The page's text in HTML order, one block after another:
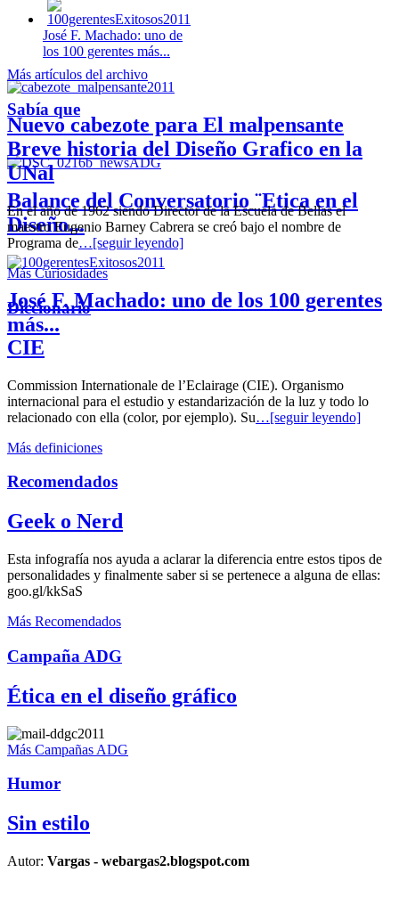
José F. Machado: uno de
los 100 gerentes más...
Nuevo cabezote para El malpensante
Balance del Conversatorio ¨Etica en el
Diseño...
José F. Machado: uno de los 100 gerentes
más...
Más artículos del archivo
Sabía que
Breve historia del Diseño Grafico en la
UNal
En el año de 1962 siendo Director de la Escuela de Bellas el
maestro Eugenio Barney Cabrera se creó bajo el nombre de
Programa de…[seguir leyendo]
Más Curiosidades
Diccionario
CIE
Commission Internationale de l’Eclairage (CIE). Organismo
internacional para el estudio y estandarización de la luz y todo lo
relacionado con ella (color, por ejemplo). Su…[seguir leyendo]
Más definiciones
Recomendados
Geek o Nerd
Esta infografía nos ayuda a aclarar la diferencia entre estos tipos de
personalidades y finalmente saber si se pertenece a alguna de ellas:
goo.gl/kkSaS
Más Recomendados
Campaña ADG
Ética en el diseño gráfico
Más Campañas ADG
Humor
Sin estilo
Autor: Vargas - webargas2.blogspot.com